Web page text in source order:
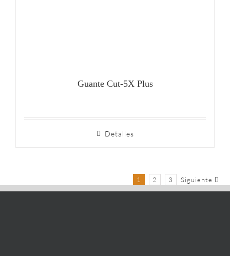
Guante Cut-5X Plus
Detalles
1 2 3 Siguiente